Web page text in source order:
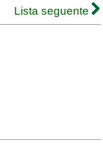
Lista seguente